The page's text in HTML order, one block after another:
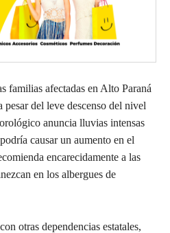
familias afectadas en Alto Paraná
pesar del leve descenso del nivel
anuncia lluvias intensas
causar un aumento en el
encarecidamente a las
en los albergues de
otras dependencias estatales,